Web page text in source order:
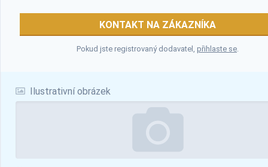
Ilustrativní obrázek
KONTAKT NA ZÁKAZNÍKA
Pokud jste registrovaný dodavatel, přihlaste se.